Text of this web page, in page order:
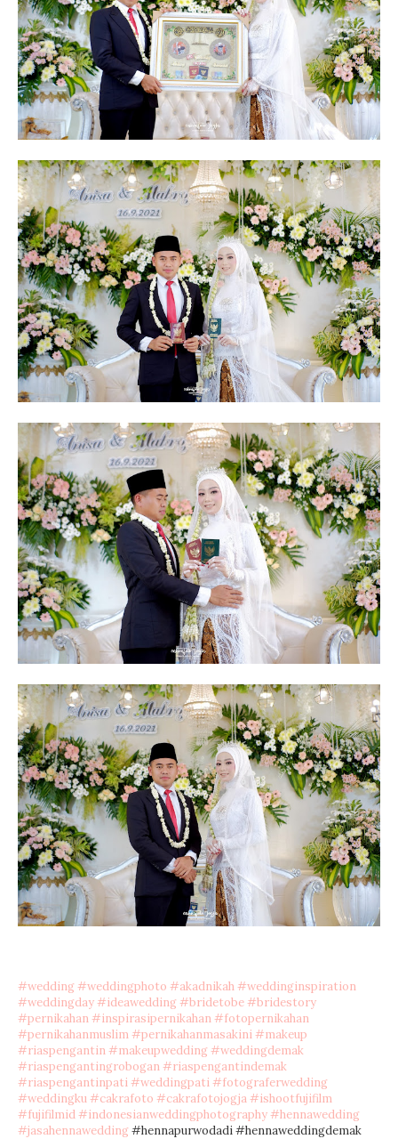
#wedding#weddingphoto #akadnikah#weddinginspiration
#weddingday#ideawedding#bridetobe#bridestory
#pernikahan#inspirasipernikahan#fotopernikahan
#pernikahanmuslim#pernikahanmasakini#makeup
#riaspengantin#makeupwedding#weddingdemak
#riaspengantingrobogan#riaspengantindemak
#riaspengantinpati#weddingpati#fotograferwedding
#weddingku#cakrafoto #cakrafotojogja#ishootfujifilm
#fujifilmid#indonesianweddingphotography#hennawedding
#jasahennawedding#hennapurwodadi #hennaweddingdemak